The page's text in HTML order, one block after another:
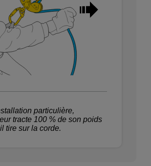
particulière,
tracte 100 % de son poids
tire sur la corde.